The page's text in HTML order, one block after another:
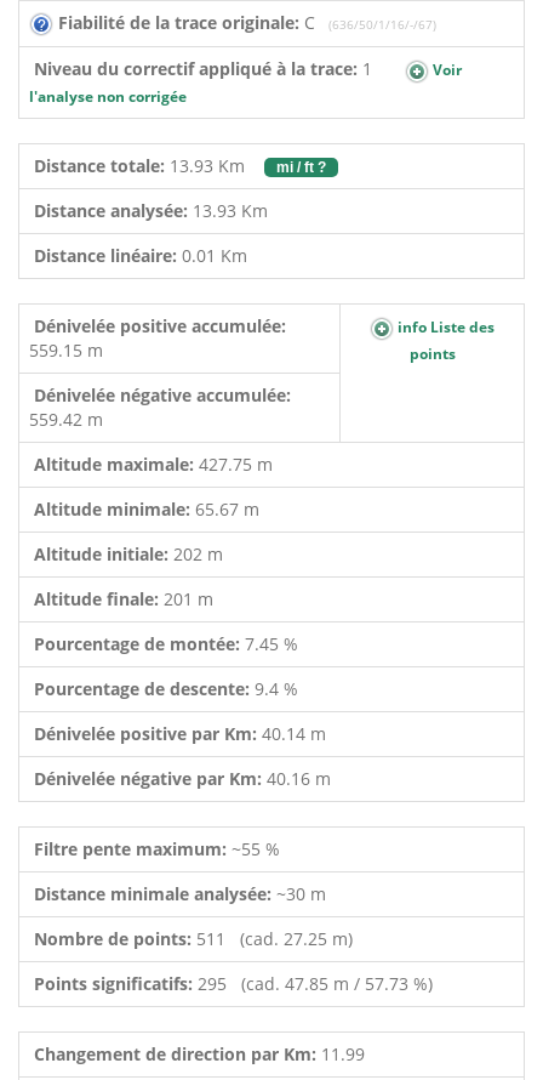
Fiabilité de la trace originale: C (636/50/1/16/-/67)
Niveau du correctif appliqué à la trace: 1
Voir
l'analyse non corrigée
Distance totale: 13.93 Km mi / ft ?
Distance analysée: 13.93 Km
Distance linéaire: 0.01 Km
Dénivelée positive accumulée:
559.15 m
info Liste des
points
Dénivelée négative accumulée:
559.42 m
Altitude maximale: 427.75 m
Altitude minimale: 65.67 m
Altitude initiale: 202 m
Altitude finale: 201 m
Pourcentage de montée: 7.45 %
Pourcentage de descente: 9.4 %
Dénivelée positive par Km: 40.14 m
Dénivelée négative par Km: 40.16 m
Filtre pente maximum: ~55 %
Distance minimale analysée: ~30 m
Nombre de points: 511 (cad. 27.25 m)
Points significatifs: 295 (cad. 47.85 m / 57.73 %)
Changement de direction par Km: 11.99